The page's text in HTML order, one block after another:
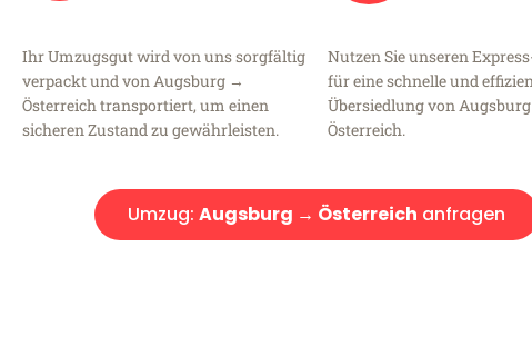
Ihr Umzugsgut wird von uns sorgfältig
verpackt und von Augsburg →
Österreich transportiert, um einen
sicheren Zustand zu gewährleisten.
Nutzen Sie unseren
für eine schnelle und
Übersiedlung von
Österreich.
Umzug: Augsburg → Österreich anfragen